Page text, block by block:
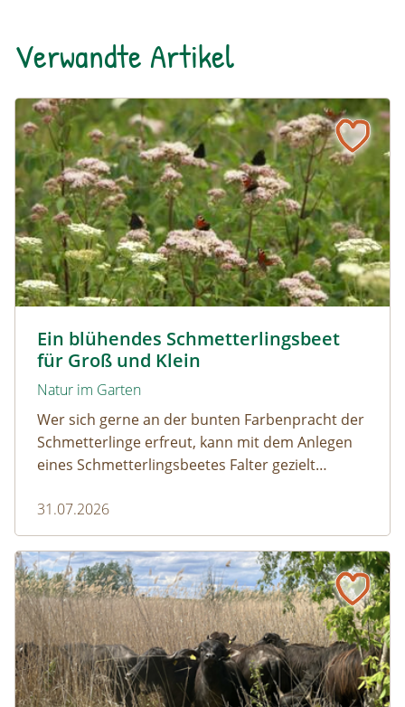
Verwandte Artikel
Ein blühendes Schmetterlingsbeet
für Groß und Klein
Natur im Garten
Wer sich gerne an der bunten Farbenpracht der
Schmetterlinge erfreut, kann mit dem Anlegen
eines Schmetterlingsbeetes Falter gezielt
dürfen ausreichend mitgedacht werden. Denn
ohne Raupen gibt es keine schönen
Schmetterlinge!
31.07.2026
Ein blühendes Schmetterlingsbeet für Groß und Klein
Naturmagazin: Die Rückkehr der Big Five im Weinviertel
Die Rückkehr der Big Five im Weinviertel